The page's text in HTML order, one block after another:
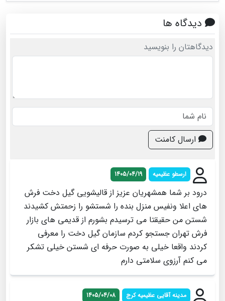
دیدگاه ها
دیدگاهتان را بنویسید
ارسال کامنت
ارسطو عظیمیه 1405/04/19
درود بر شما همشهریان عزیز از قالیشویی گیل دخت فرش
های اعلا ونفیس منزل بنده را شستشو را زحمتش کشیدند
شستن من حقیقتا می ترسیدم بشورم از قدیمی های بازار
فرش تهران جستجو کردم سازمان گیل دخت را معرفی
کردند واقعا خیلی به صورت حرفه ای شستن خیلی تشکر
می کنم آرزوی سلامتی دارم
مدینه آقایی عظیمیه کرج 1405/04/08